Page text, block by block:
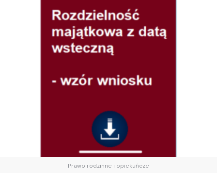
Prawo rodzinne i opiekuńcze